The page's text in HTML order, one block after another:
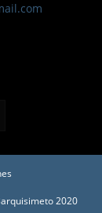
2020